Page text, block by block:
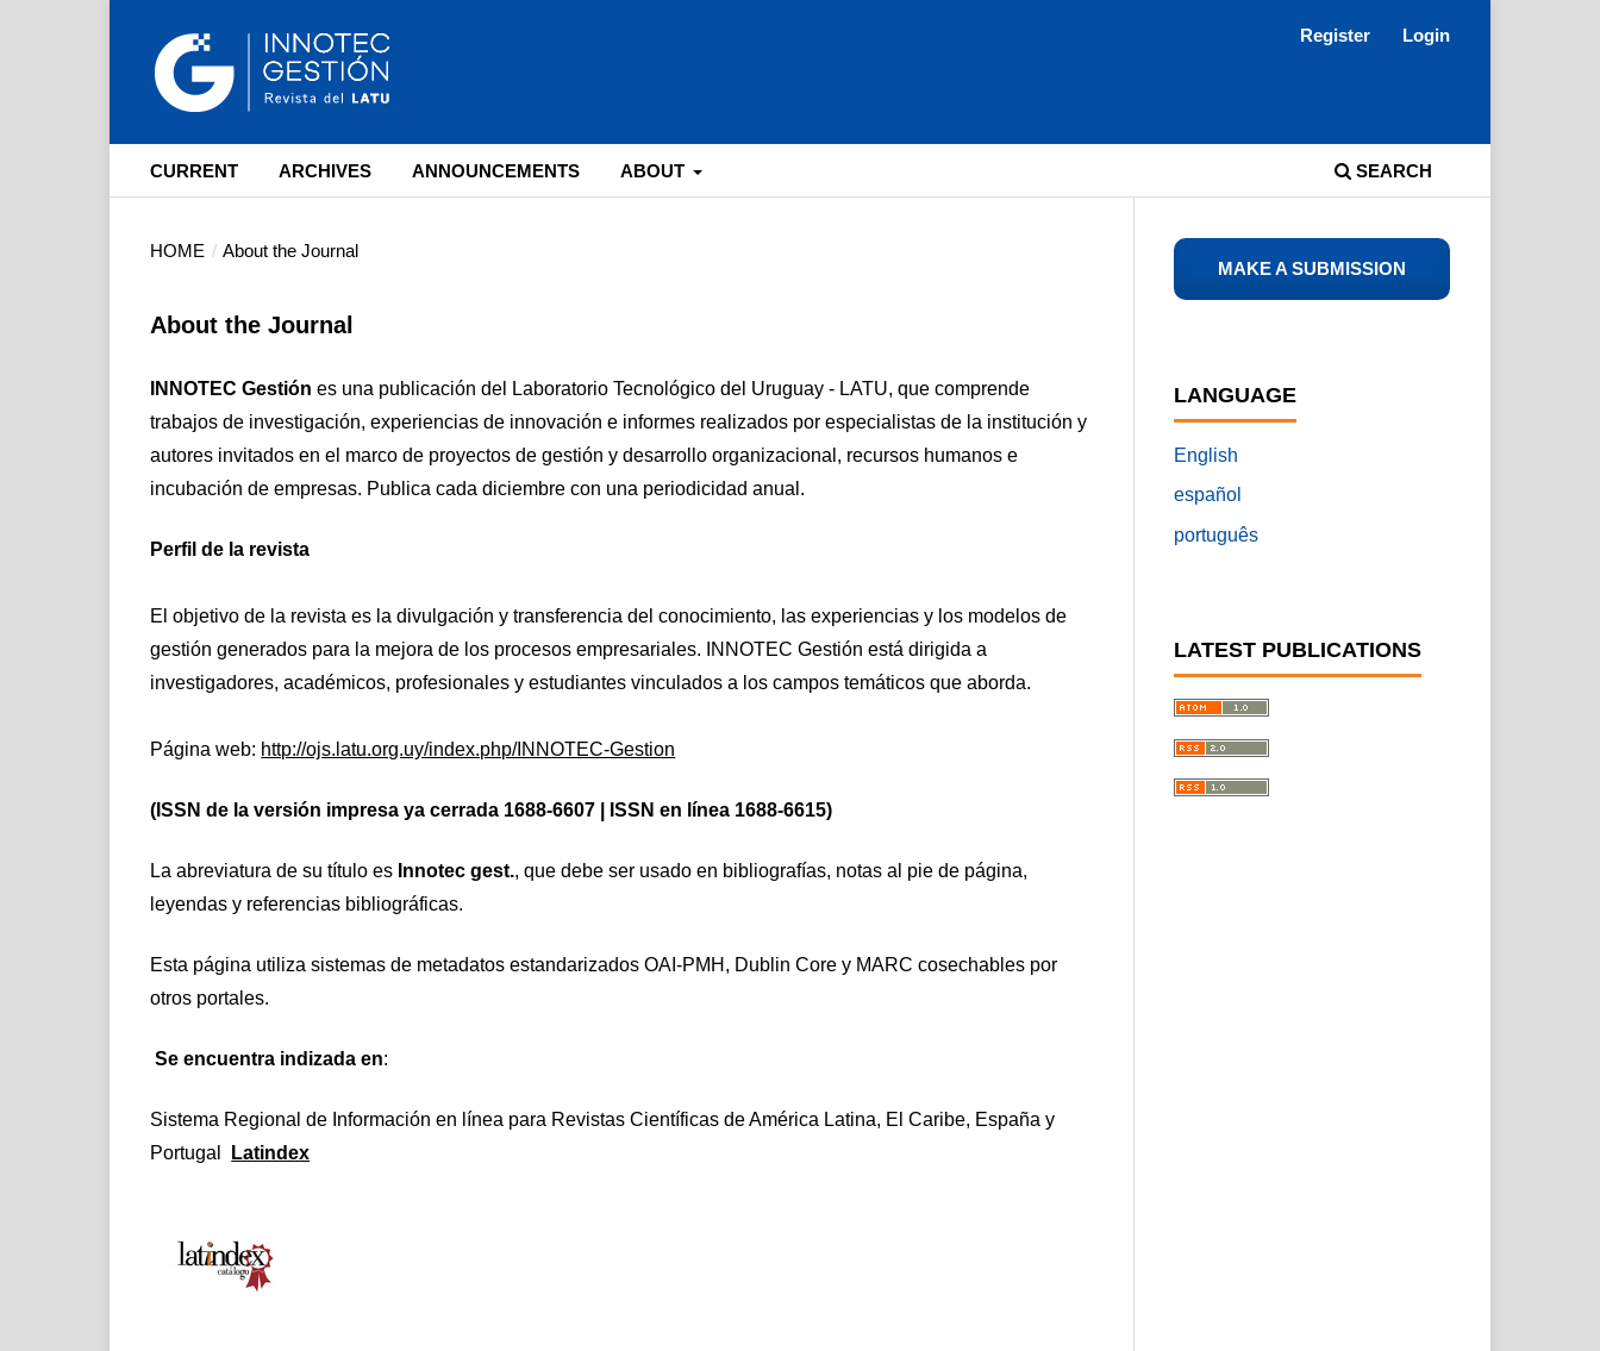
CURRENT ARCHIVES ANNOUNCEMENTS ABOUT SEARCH
Register Login
HOME / About the Journal
About the Journal
INNOTEC Gestión es una publicación del Laboratorio Tecnológico del Uruguay - LATU, que comprende
trabajos de investigación, experiencias de innovación e informes realizados por especialistas de la institución y
autores invitados en el marco de proyectos de gestión y desarrollo organizacional, recursos humanos e
incubación de empresas. Publica cada diciembre con una periodicidad anual.
Perfil de la revista
El objetivo de la revista es la divulgación y transferencia del conocimiento, las experiencias y los modelos de
gestión generados para la mejora de los procesos empresariales. INNOTEC Gestión está dirigida a
investigadores, académicos, profesionales y estudiantes vinculados a los campos temáticos que aborda.
Página web: http://ojs.latu.org.uy/index.php/INNOTEC-Gestion
(ISSN de la versión impresa ya cerrada 1688-6607 | ISSN en línea 1688-6615)
La abreviatura de su título es Innotec gest., que debe ser usado en bibliografías, notas al pie de página,
leyendas y referencias bibliográficas.
Esta página utiliza sistemas de metadatos estandarizados OAI-PMH, Dublin Core y MARC cosechables por
otros portales.
Se encuentra indizada en:
Sistema Regional de Información en línea para Revistas Científicas de América Latina, El Caribe, España y
Portugal
Latindex
LANGUAGE
English
español
português
LATEST PUBLICATIONS
MAKE A SUBMISSION